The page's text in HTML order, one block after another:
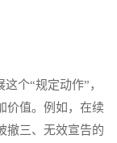
个“规定动作”，
价值。例如，在续
撤三、无效宣告的